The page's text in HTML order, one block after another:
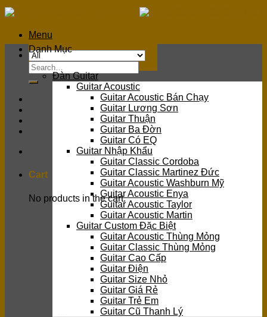
Skip
to
contentMenu
Search
for:
Cart
No products in the cart.
Danh Mục
Đàn Guitar
Guitar Acoustic
Guitar Acoustic Bán Chạy
Guitar Lương Sơn
Guitar Thuận
Guitar Ba Đờn
Guitar Có EQ
Guitar Nhập Khẩu
Guitar Classic Cordoba
Guitar Classic Martinez Đức
Guitar Acoustic Washburn Mỹ
Guitar Acoustic Enya
Guitar Acoustic Taylor
Guitar Acoustic Martin
Guitar Custom Đặc Biệt
Guitar Acoustic Thùng Mỏng
Guitar Classic Thùng Mỏng
Guitar Cao Cấp
Guitar Điện
Guitar Size Nhỏ
Guitar Giá Rẻ
Guitar Trẻ Em
Guitar Cũ Thanh Lý